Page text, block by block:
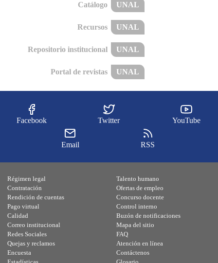
Catálogo UNAL
Recursos UNAL
Repositorio institucional UNAL
Portal de revistas UNAL
Facebook Twitter YouTube
Email RSS
Régimen legal
Contratación
Rendición de cuentas
Pago virtual
Calidad
Talento humano
Ofertas de empleo
Concurso docente
Control interno
Buzón de notificaciones
Correo institucional
Redes Sociales
Quejas y reclamos
Encuesta
Mapa del sitio
FAQ
Atención en línea
Contáctenos